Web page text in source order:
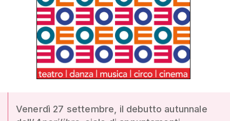
Venerdì 27 settembre, il debutto autunnale